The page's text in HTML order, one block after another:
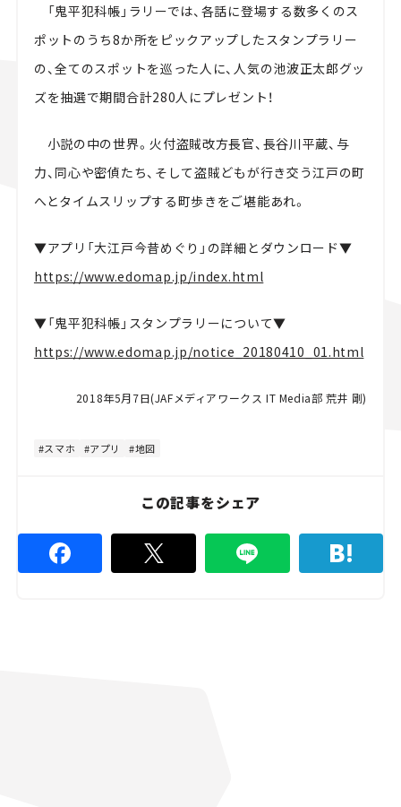
「鬼平犯科帳」ラリーでは、各話に登場する数多くのス
ポットのうち8か所をピックアップしたスタンプラリー
の、全てのスポットを巡った人に、人気の池波正太郎グッ
ズを抽選で期間合計280人にプレゼント！
小説の中の世界。火付盗賊改方長官、長谷川平蔵、与
力、同心や密偵たち、そして盗賊どもが行き交う江戸の町
へとタイムスリップする町歩きをご堪能あれ。
▼アプリ「大江戸今昔めぐり」の詳細とダウンロード▼
https://www.edomap.jp/index.html
▼「鬼平犯科帳」スタンプラリーについて▼
https://www.edomap.jp/notice_20180410_01.html
2018年5月7日(JAFメディアワークス IT Media部 荒井 剛)
スマホ アプリ 地図
この記事をシェア